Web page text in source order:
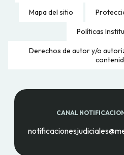
Mapa del sitio
Políticas
Derechos de autor y/o
CANAL